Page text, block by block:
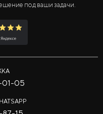
под ваши задачи.
01-05